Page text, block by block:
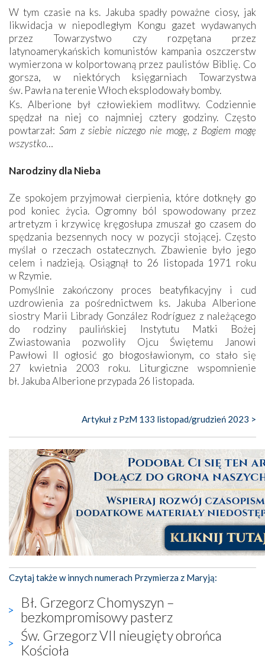
W tym czasie na ks. Jakuba spadły poważne ciosy, jak
likwidacja w niepodległym Kongu gazet wydawanych
przez Towarzystwo czy rozpętana przez
latynoamerykańskich komunistów kampania oszczerstw
wymierzona w kolportowaną przez paulistów Biblię. Co
gorsza, w niektórych księgarniach Towarzystwa
św. Pawła na terenie Włoch eksplodowały bomby.
Ks. Alberione był człowiekiem modlitwy. Codziennie
spędzał na niej co najmniej cztery godziny. Często
powtarzał: Sam z siebie niczego nie mogę, z Bogiem mogę
wszystko…
Narodziny dla Nieba
Ze spokojem przyjmował cierpienia, które dotknęły go
pod koniec życia. Ogromny ból spowodowany przez
artretyzm i krzywicę kręgosłupa zmuszał go czasem do
spędzania bezsennych nocy w pozycji stojącej. Często
myślał o rzeczach ostatecznych. Zbawienie było jego
celem i nadzieją. Osiągnął to 26 listopada 1971 roku
w Rzymie.
Pomyślnie zakończony proces beatyfikacyjny i cud
uzdrowienia za pośrednictwem ks. Jakuba Alberione
siostry Marii Librady González Rodríguez z należącego
do rodziny paulińskiej Instytutu Matki Bożej
Zwiastowania pozwoliły Ojcu Świętemu Janowi
Pawłowi II ogłosić go błogosławionym, co stało się
27 kwietnia 2003 roku. Liturgiczne wspomnienie
bł. Jakuba Alberione przypada 26 listopada.
Artykuł z PzM 133 listopad/grudzień 2023 >
Czytaj także w innych numerach Przymierza z Maryją:
Bł. Grzegorz Chomyszyn –
bezkompromisowy pasterz
Św. Grzegorz VII nieugięty obrońca
Kościoła